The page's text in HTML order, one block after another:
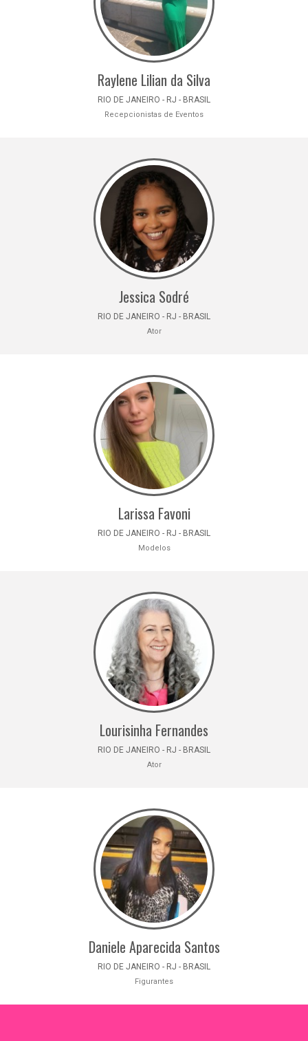
Raylene Lilian da Silva
RIO DE JANEIRO - RJ - BRASIL
Recepcionistas de Eventos
Jessica Sodré
RIO DE JANEIRO - RJ - BRASIL
Ator
Larissa Favoni
RIO DE JANEIRO - RJ - BRASIL
Modelos
Lourisinha Fernandes
RIO DE JANEIRO - RJ - BRASIL
Ator
Daniele Aparecida Santos
RIO DE JANEIRO - RJ - BRASIL
Figurantes